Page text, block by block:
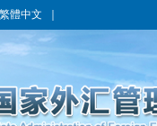
繁體中文